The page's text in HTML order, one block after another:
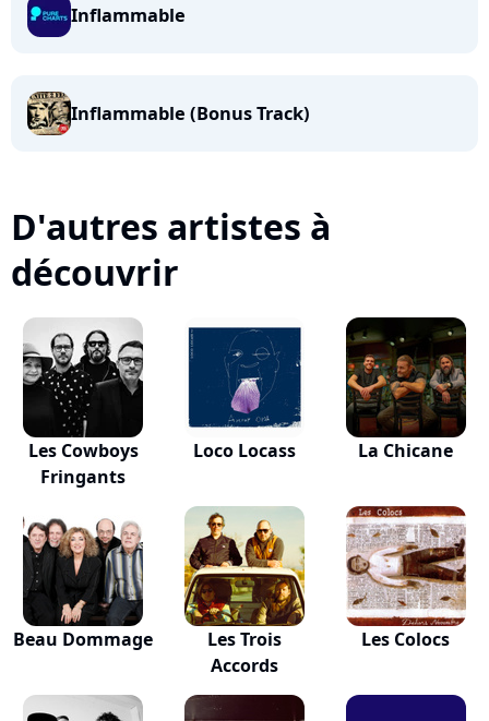
Inflammable
Inflammable (Bonus Track)
D'autres artistes à
découvrir
Les Cowboys
Fringants
Loco Locass La Chicane
Beau Dommage
Les Trois
Accords
Les Colocs